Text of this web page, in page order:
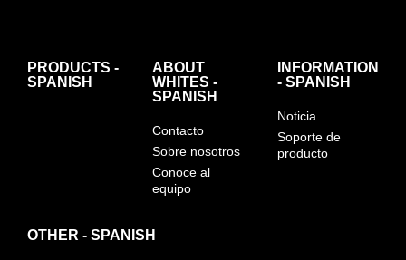
PRODUCTS -
SPANISH
ABOUT
WHITES -
SPANISH
Contacto
Sobre nosotros
Conoce al
equipo
INFORMATION
- SPANISH
Noticia
Soporte de
producto
OTHER - SPANISH